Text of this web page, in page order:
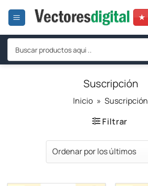
★
Búsqueda
productos
Suscripción
Inicio » Suscripción
Filtrar